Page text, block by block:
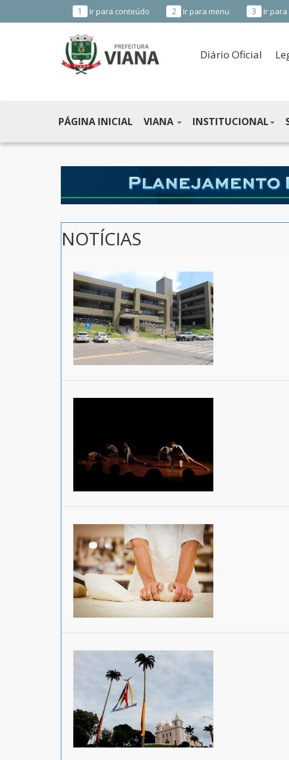
1 Ir para conteúdo 2 Ir para menu 3 Ir
MUNICIPAL
DE
VIANA
ES
Diário Oficial
PÁGINA INICIAL VIANA INSTITUCIONAL
NOTÍCIAS